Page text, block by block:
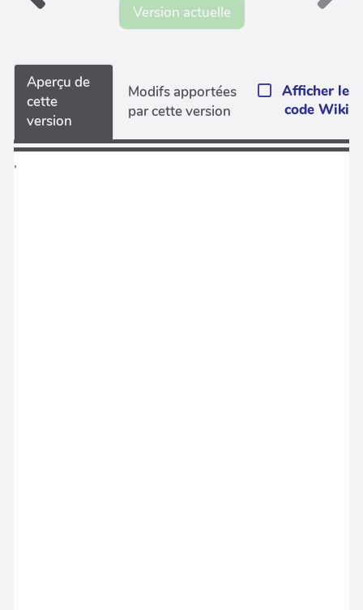
Version actuelle
Aperçu de
cette
version
Modifs apportées
par cette version
Afficher le
code Wiki